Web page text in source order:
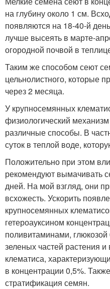
на глубину около 1 см.
появляются на 18-40-й
лучше высеять в марте-
огородной почвой в
Таким же способом сеют
цельнолистного, которые
через 2 месяца.
У крупносемянных
физиологический
различные способы. В
суток в теплой воде,
Положительно при этом
рекомендуют вымачивать
дней. На мой взгляд, они
всхожесть. Ускорить
крупносемянных
гетероауксином
поливитаминами,
зеленых частей растения
клематиса,
в концентрации 0,5%.
стратификация семян.